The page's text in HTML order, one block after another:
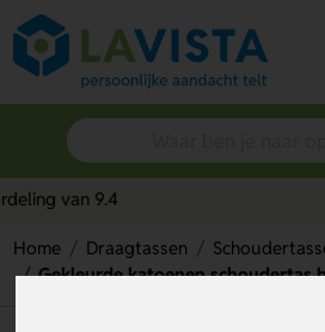
Home Draagtassen
Gekleurde katoenen schoudertas